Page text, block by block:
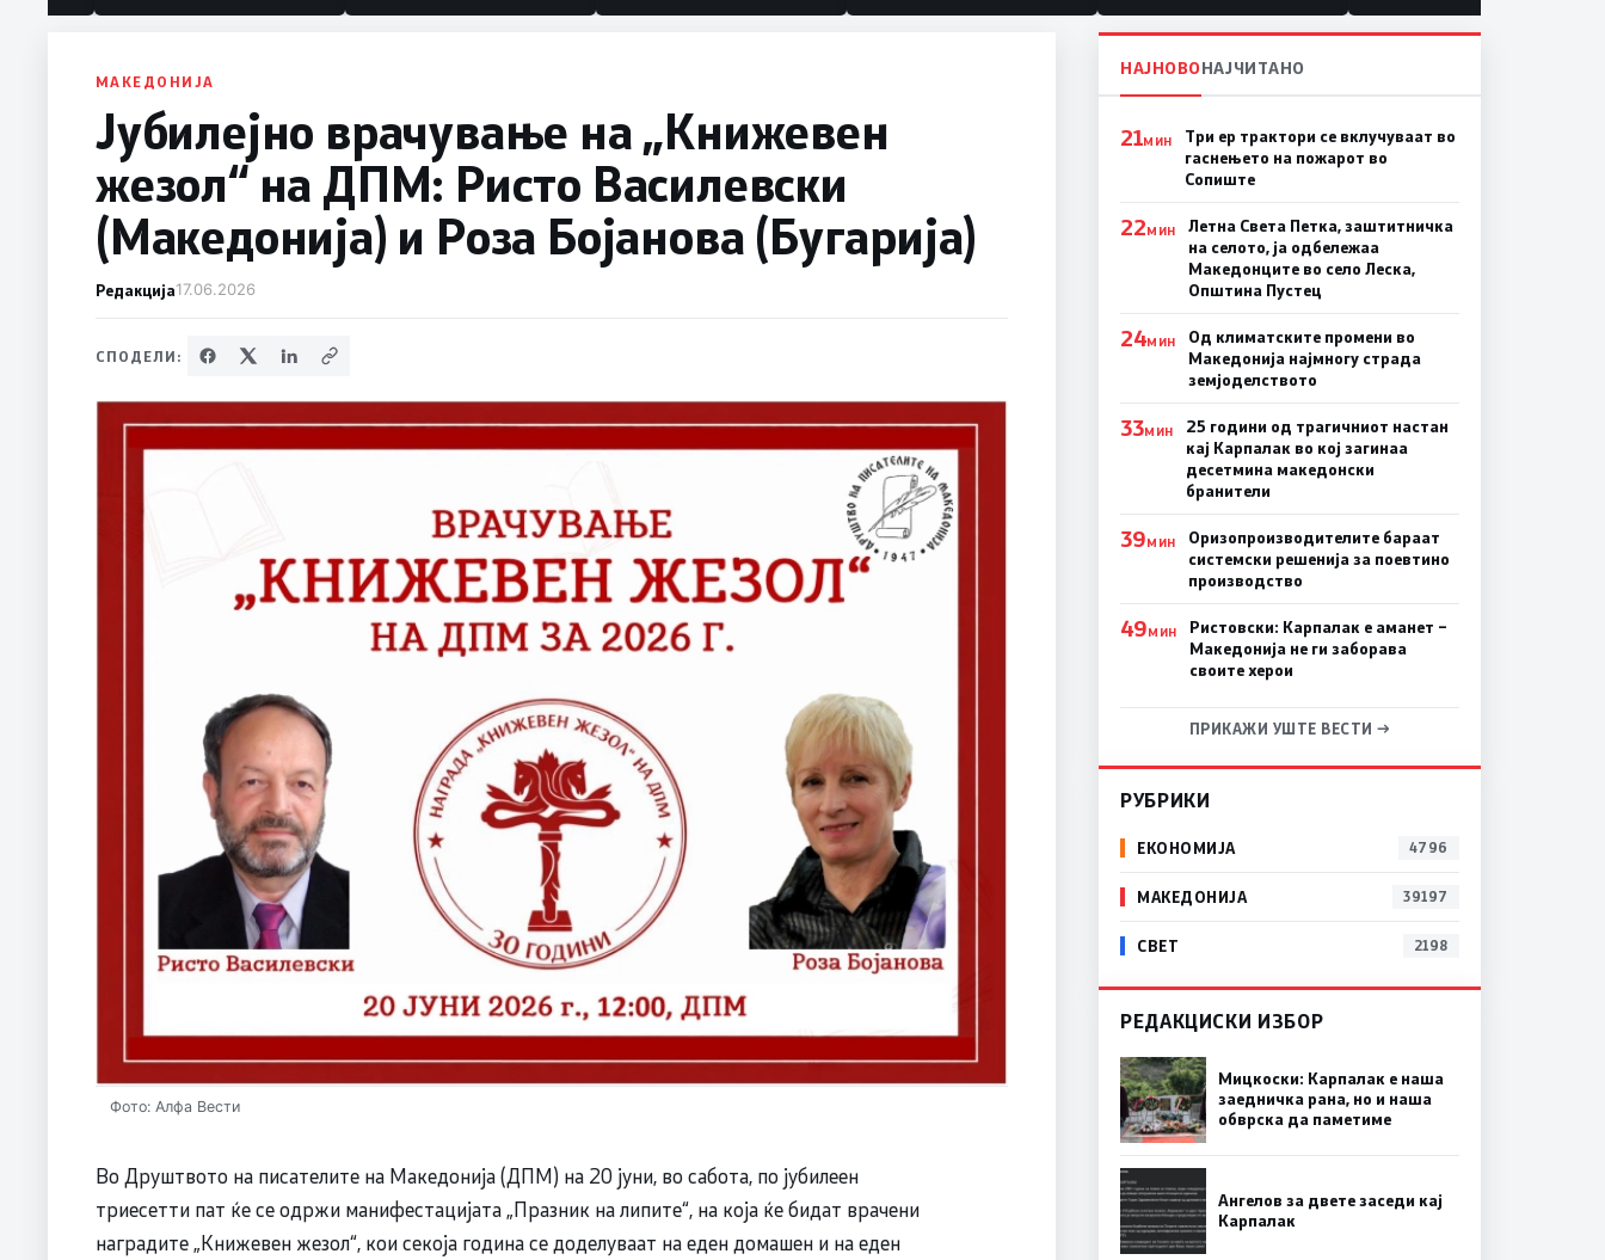
МАКЕДОНИЈА
Јубилејно врачување на „Книжевен
жезол“ на ДПМ: Ристо Василевски
(Македонија) и Роза Бојанова (Бугарија)
Редакција17.06.2026
СПОДЕЛИ:
Фото: Алфа Вести
Во Друштвото на писателите на Македонија (ДПМ) на 20 јуни, во сабота, по јубилеен
триесетти пат ќе се одржи манифестацијата „Празник на липите“, на која ќе бидат врачени
наградите „Книжевен жезол“, кои секоја година се доделуваат на еден домашен и на еден
НАЈНОВОНАЈЧИТАНО
21МИН
Три ер трактори се вклучуваат во
гаснењето на пожарот во
Сопиште
22МИН
Летна Света Петка, заштитничка
на селото, ја одбележаа
Македонците во село Леска,
Општина Пустец
24МИН
Од климатските промени во
Македонија најмногу страда
земјоделството
33МИН
25 години од трагичниот настан
кај Карпалак во кој загинаа
десетмина македонски
бранители
39МИН
Оризопроизводителите бараат
системски решенија за поевтино
производство
49МИН
Ристовски: Карпалак е аманет –
Македонија не ги заборава
своите херои
ПРИКАЖИ УШТЕ ВЕСТИ →
РУБРИКИ
ЕКОНОМИЈА 4796
МАКЕДОНИЈА 39197
СВЕТ 2198
РЕДАКЦИСКИ ИЗБОР
Мицкоски: Карпалак е наша
заедничка рана, но и наша
обврска да паметиме
Ангелов за двете заседи кај
Карпалак